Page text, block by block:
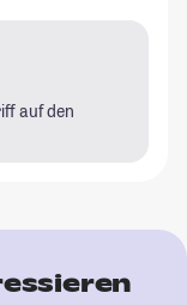
auf den